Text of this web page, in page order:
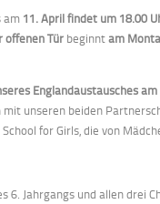
am 11. April findet um 18.00
offenen Tür beginntam
Englandaustausches
unseren beiden
for Girls, die von
6. Jahrgangs und allen drei